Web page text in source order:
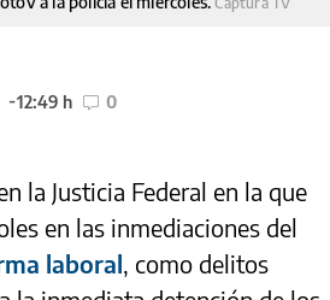
12:49 h
0
la Justicia Federal en la que
en las inmediaciones del
laboral, como delitos